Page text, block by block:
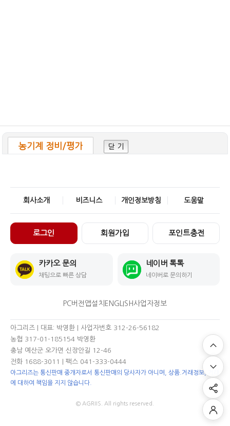
농기계 정비/평가 닫 기
회사소개 비즈니스 개인정보방침 도움말
로그인 회원가입 포인트충전
카카오 문의
채팅으로 빠른 상담
네이버 톡톡
네이버로 문의하기
PC버전 앱설치 ENGLISH사업자정보
아그리즈 | 대표: 박영환 | 사업자번호 312-26-56182
농협 317-01-185154 박영환
충남 예산군 오가면 신장안길 12-46
전화 1688-3011
| 팩스 041-333-0444
아그리즈는 통신판매 중개자로서 통신판매의 당사자가 아니며, 상품.거래정보, 거래
에 대하여 책임을 지지 않습니다.
© AGRIIS. All rights reserved.